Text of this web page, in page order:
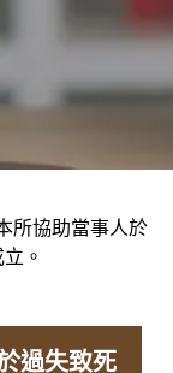
所協助當事人於
。
過失致死